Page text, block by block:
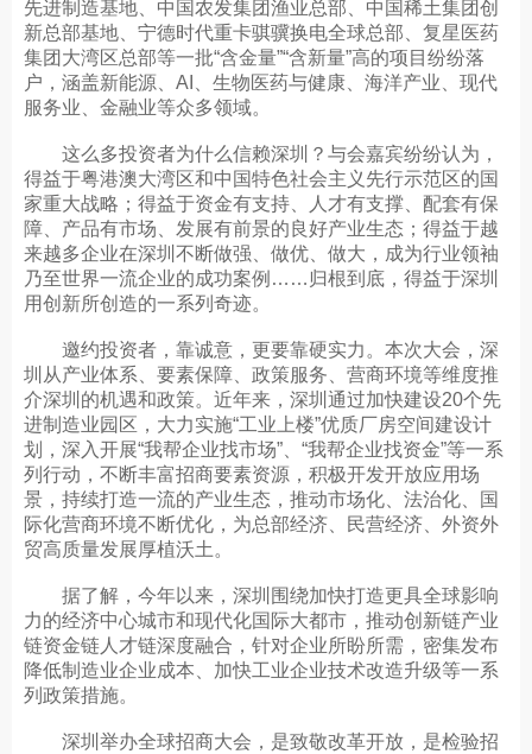
先进制造基地、中国农发集团渔业总部、中国稀土集团创
新总部基地、宁德时代重卡骐骥换电全球总部、复星医药
集团大湾区总部等一批“含金量”“含新量”高的项目纷纷落
户，涵盖新能源、AI、生物医药与健康、海洋产业、现代
服务业、金融业等众多领域。
这么多投资者为什么信赖深圳？与会嘉宾纷纷认为，
得益于粤港澳大湾区和中国特色社会主义先行示范区的国
家重大战略；得益于资金有支持、人才有支撑、配套有保
障、产品有市场、发展有前景的良好产业生态；得益于越
来越多企业在深圳不断做强、做优、做大，成为行业领袖
乃至世界一流企业的成功案例……归根到底，得益于深圳
用创新所创造的一系列奇迹。
邀约投资者，靠诚意，更要靠硬实力。本次大会，深
圳从产业体系、要素保障、政策服务、营商环境等维度推
介深圳的机遇和政策。近年来，深圳通过加快建设20个先
进制造业园区，大力实施“工业上楼”优质厂房空间建设计
划，深入开展“我帮企业找市场”、“我帮企业找资金”等一系
列行动，不断丰富招商要素资源，积极开发开放应用场
景，持续打造一流的产业生态，推动市场化、法治化、国
际化营商环境不断优化，为总部经济、民营经济、外资外
贸高质量发展厚植沃土。
据了解，今年以来，深圳围绕加快打造更具全球影响
力的经济中心城市和现代化国际大都市，推动创新链产业
链资金链人才链深度融合，针对企业所盼所需，密集发布
降低制造业企业成本、加快工业企业技术改造升级等一系
列政策措施。
深圳举办全球招商大会，是致敬改革开放，是检验招